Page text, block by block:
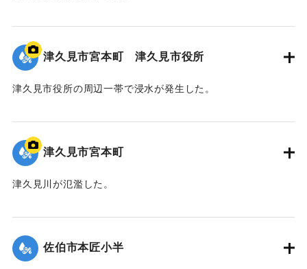
｜固有コード:01204091
津久見市宮本町 津久見市役所
津久見市役所の周辺一帯で浸水が発生した。
｜固有コード:01204090
津久見市宮本町
津久見川が氾濫した。
｜固有コード:01204089
佐伯市本匠小半